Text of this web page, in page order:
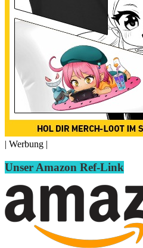
| Werbung |
Unser Amazon Ref-Link